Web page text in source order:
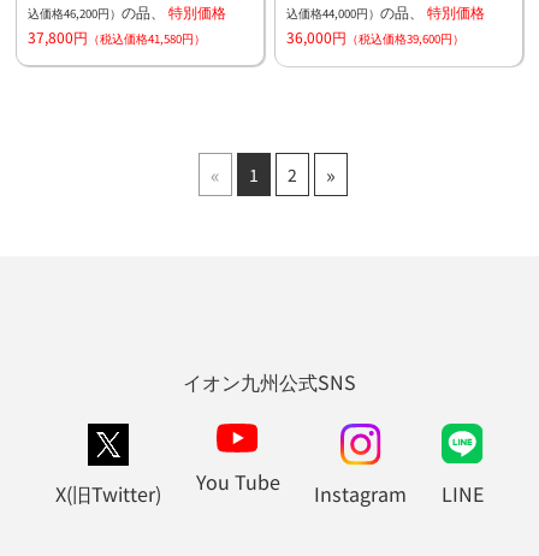
込価格46,200円） の品、 特別価格
37,800円 （税込価格41,580円）
込価格44,000円） の品、 特別価格
36,000円 （税込価格39,600円）
« 1 2 »
イオン九州公式SNS
X(旧Twitter) You Tube Instagram LINE